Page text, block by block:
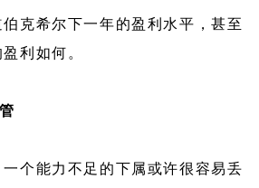
克希尔下一年的盈利水平，甚至
利如何。
个能力不足的下属或许很容易丢